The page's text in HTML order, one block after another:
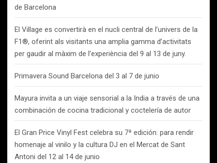
de Barcelona
El Village es convertirà en el nucli central de l’univers de la
F1®, oferint als visitants una amplia gamma d’activitats
per gaudir al màxim de l’experiència del 9 al 13 de juny.
Primavera Sound Barcelona del 3 al 7 de junio
Mayura invita a un viaje sensorial a la India a través de una
combinación de cocina tradicional y coctelería de autor
El Gran Price Vinyl Fest celebra su 7ª edición: para rendir
homenaje al vinilo y la cultura DJ en el Mercat de Sant
Antoni del 12 al 14 de junio